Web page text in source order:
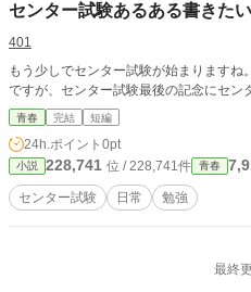
センター試験あるある書きたい
401
もう少しでセンター試験が始まりますね
ですが、センター試験最後の記念にセン
青春 完結 短編
24h.ポイント 0pt
小説 228,741 位 / 228,741件 青春
センター試験 日常 勉強
最終